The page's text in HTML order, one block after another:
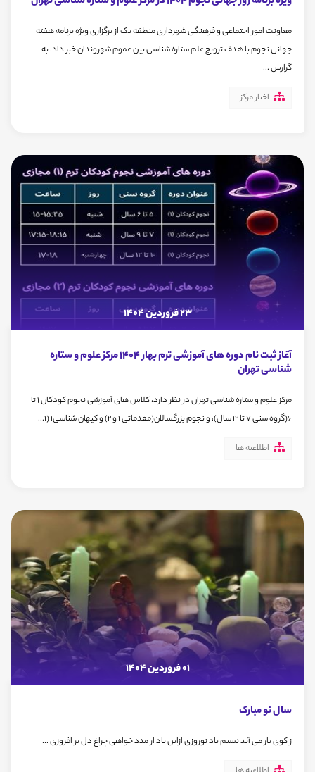
معاونت امور اجتماعی و فرهنگی شهرداری منطقه یک از برگزاری ویژه برنامه هفته
جهانی نجوم با هدف ترویج علم ستاره شناسی بین عموم شهروندان خبر داد. به
گزارش ...
اخبار مرکز
23 فروردین 1404
آغاز ثبت نام دوره های آموزشی ترم بهار 1404 مرکز علوم و ستاره
شناسی تهران
مرکز علوم و ستاره شناسی تهران در نظر دارد، کلاس های آموزشی نجوم کودکان ۱ تا
۶(گروه سنی ۷ تا ۱۲ سال)، و نجوم بزرگسالان(مقدماتی ۱ و ۲) و کیهان شناسی۱ (۱...
اطلاعیه ها
01 فروردین 1404
سال نو مبارک
ز کوی یار می آید نسیم باد نوروزی ازاین باد ار مدد خواهی چراغ دل بر افروزی ...